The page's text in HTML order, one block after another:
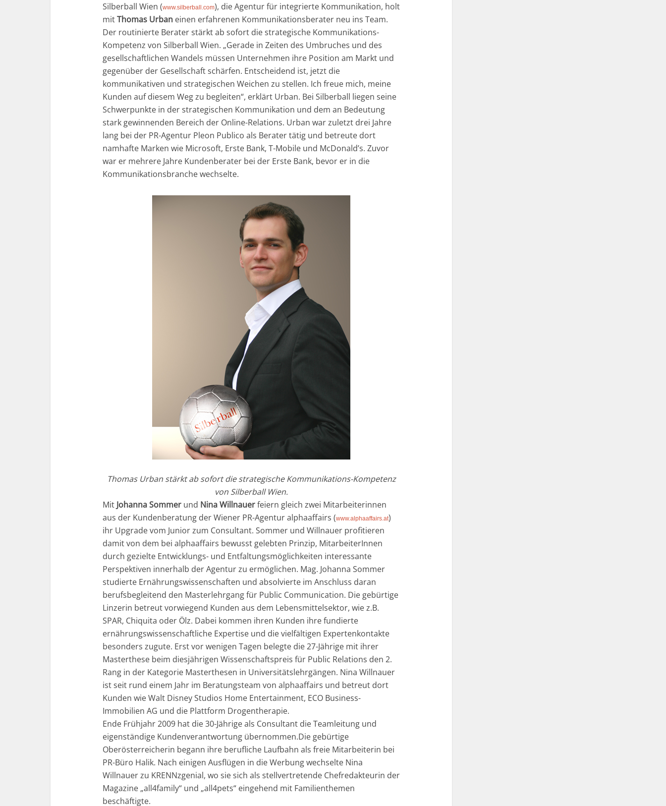
Silberball Wien (www.silberball.com), die Agentur für integrierte Kommunikation, holt
mitThomas Urban einen erfahrenen Kommunikationsberater neu ins Team.
Der routinierte Berater stärkt ab sofort die strategische Kommunikations-
Kompetenz von Silberball Wien. „Gerade in Zeiten des Umbruches und des
gesellschaftlichen Wandels müssen Unternehmen ihre Position am Markt und
gegenüber der Gesellschaft schärfen. Entscheidend ist, jetzt die
kommunikativen und strategischen Weichen zu stellen. Ich freue mich, meine
Kunden auf diesem Weg zu begleiten“, erklärt Urban. Bei Silberball liegen seine
Schwerpunkte in der strategischen Kommunikation und dem an Bedeutung
stark gewinnenden Bereich der Online-Relations. Urban war zuletzt drei Jahre
lang bei der PR-Agentur Pleon Publico als Berater tätig und betreute dort
namhafte Marken wie Microsoft, Erste Bank, T-Mobile und McDonald’s. Zuvor
war er mehrere Jahre Kundenberater bei der Erste Bank, bevor er in die
Kommunikationsbranche wechselte.
Thomas Urban stärkt ab sofort die strategische Kommunikations-Kompetenz
von Silberball Wien.
Mit Johanna Sommer und Nina Willnauerfeiern gleich zwei Mitarbeiterinnen
aus der Kundenberatung der Wiener PR-Agentur alphaaffairs (www.alphaaffairs.at)
ihr Upgrade vom Junior zum Consultant. Sommer und Willnauer profitieren
damit von dem bei alphaaffairs bewusst gelebten Prinzip, MitarbeiterInnen
durch gezielte Entwicklungs- und Entfaltungsmöglichkeiten interessante
Perspektiven innerhalb der Agentur zu ermöglichen. Mag. Johanna Sommer
studierte Ernährungswissenschaften und absolvierte im Anschluss daran
berufsbegleitend den Masterlehrgang für Public Communication. Die gebürtige
Linzerin betreut vorwiegend Kunden aus dem Lebensmittelsektor, wie z.B.
SPAR, Chiquita oder Ölz. Dabei kommen ihren Kunden ihre fundierte
ernährungswissenschaftliche Expertise und die vielfältigen Expertenkontakte
besonders zugute. Erst vor wenigen Tagen belegte die 27-Jährige mit ihrer
Masterthese beim diesjährigen Wissenschaftspreis für Public Relations den 2.
Rang in der Kategorie Masterthesen in Universitätslehrgängen. Nina Willnauer
ist seit rund einem Jahr im Beratungsteam von alphaaffairs und betreut dort
Kunden wie Walt Disney Studios Home Entertainment, ECO Business-
Immobilien AG und die Plattform Drogentherapie.
Ende Frühjahr 2009 hat die 30-Jährige als Consultant die Teamleitung und
eigenständige Kundenverantwortung übernommen.Die gebürtige
Oberösterreicherin begann ihre berufliche Laufbahn als freie Mitarbeiterin bei
PR-Büro Halik. Nach einigen Ausflügen in die Werbung wechselte Nina
Willnauer zu KRENNzgenial, wo sie sich als stellvertretende Chefredakteurin der
Magazine „all4family“ und „all4pets“ eingehend mit Familienthemen
beschäftigte.